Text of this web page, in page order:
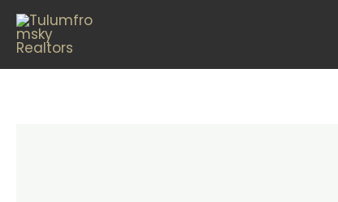
contenido
Navegación
de
entradas